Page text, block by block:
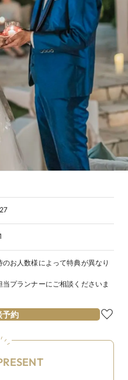
お人数様によって特典が異なり
プランナーにご相談くださいま
予約